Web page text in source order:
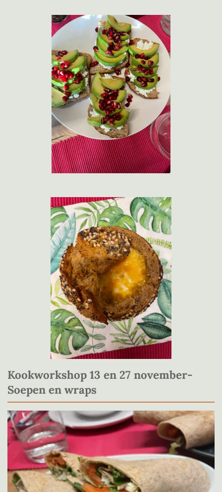
Kookworkshop 13 en 27 november-
Soepen en wraps